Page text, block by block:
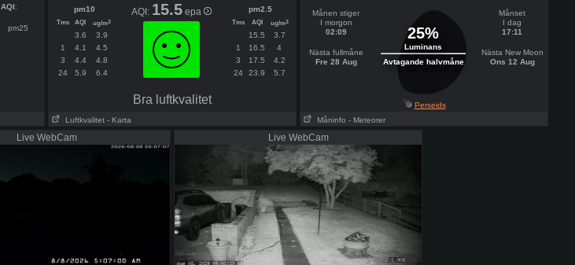
AQI:
pm25
pm10
Tms AQI ug/m3
3.6
3.9
1
4.1
4.5
3
4.4
4.8
24
5.9 6.4
AQI: 15.5 epa pm2.5
Tms AQI ug/m3
15.5
3.7
1
16.5
4
3
17.5
4.2
24
23.9 5.7
Bra luftkvalitet
Luftkvalitet - Karta
Månen stiger
I morgon
02:09
Nästa fullmåne
Fre 28 Aug
25%
Luminans
Avtagande halvmåne
Månset
I dag
17:11
Nästa New Moon
Ons 12 Aug
Perseids
Måninfo - Meteorer
Live WebCam Live WebCam